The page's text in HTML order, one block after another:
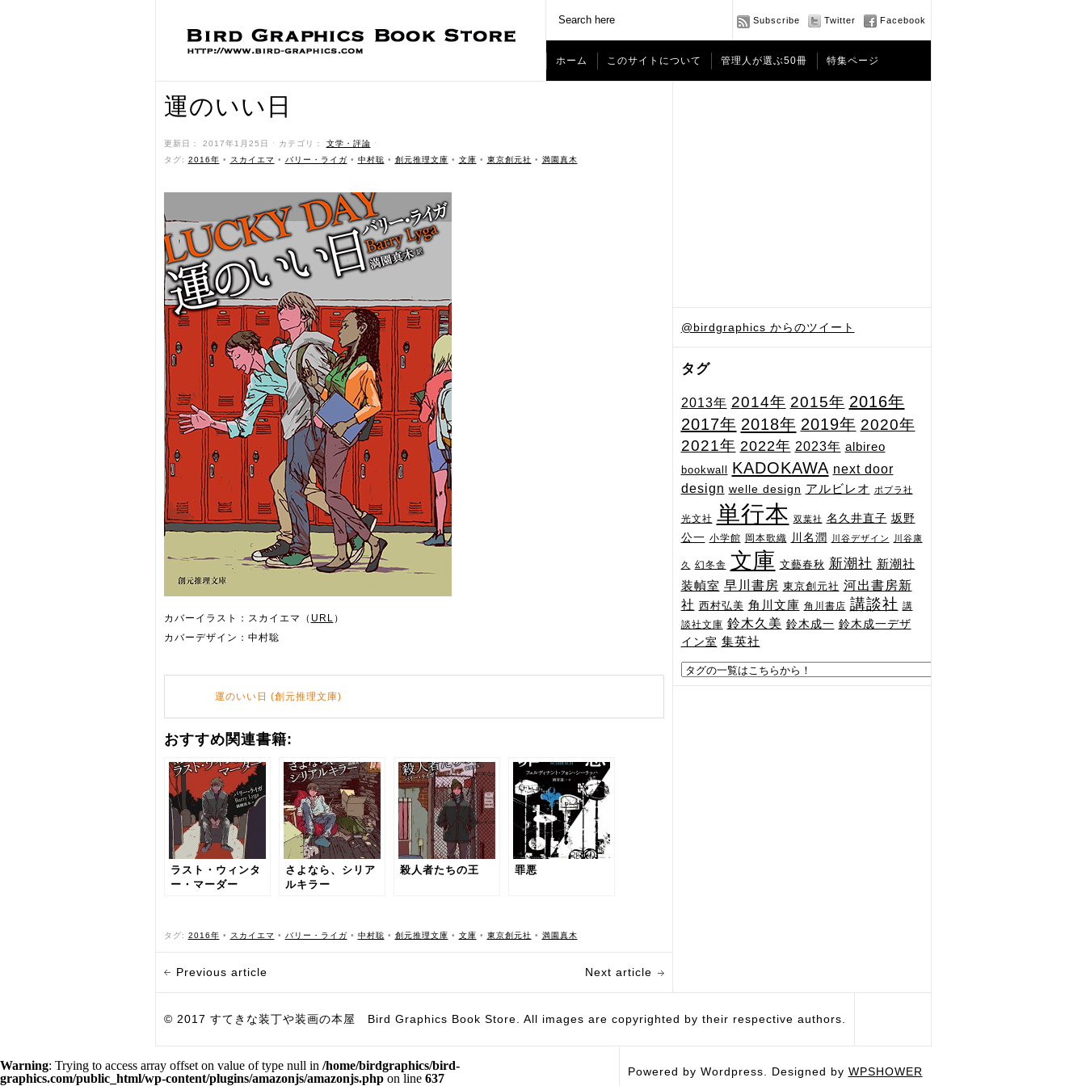
Subscribe Twitter Facebook
ホーム このサイトについて 管理人が選ぶ50冊 特集ページ
@birdgraphics からのツイート
タグ
2013年 2014年 2015年 2016年
2017年 2018年 2019年 2020年
2021年 2022年 2023年 albireo
bookwall KADOKAWA next door
design welle design アルビレオ ポプラ社
光文社 単行本 双葉社 名久井直子 坂野
公一 小学館 岡本歌織 川名潤 川谷デザイン 川谷康
久 幻冬舎 文庫 文藝春秋 新潮社 新潮社
装幀室 早川書房 東京創元社 河出書房新
社 西村弘美 角川文庫 角川書店 講談社 講
談社文庫 鈴木久美 鈴木成一 鈴木成一デザ
イン室 集英社
運のいい日
更新日： 2017年1月25日 ˑ カテゴリ： 文学・評論 ˑ
タグ: 2016年 • スカイエマ • バリー・ライガ • 中村聡 • 創元推理文庫 • 文庫 • 東京創元社 • 満園真木
カバーイラスト：スカイエマ（ URL ）
カバーデザイン：中村聡
運のいい日 (創元推理文庫)
おすすめ関連書籍:
ラスト・ウィンタ
ー・マーダー
さよなら、シリア
ルキラー
殺人者たちの王 罪悪
タグ: 2016年 • スカイエマ • バリー・ライガ • 中村聡 • 創元推理文庫 • 文庫 • 東京創元社 • 満園真木
Previous article Next article
© 2017 すてきな装丁や装画の本屋 Bird Graphics Book Store. All images are copyrighted by their respective authors.
Powered by Wordpress. Designed by WPSHOWER
Warning: Trying to access array offset on value of type null in /home/birdgraphics/bird-
graphics.com/public_html/wp-content/plugins/amazonjs/amazonjs.php on line 637